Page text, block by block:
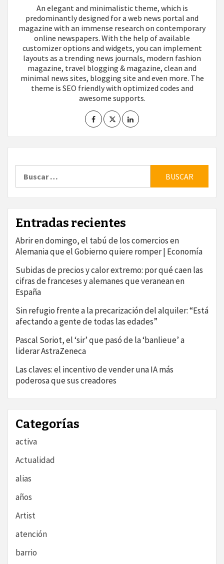
An elegant and minimalistic theme, which is
predominantly designed for a web news portal and
magazine with an immense research on contemporary
online newspapers. With the help of available
customizer options and widgets, you can implement
layouts as a trending news journals, modern fashion
magazine, travel blogging & magazine, clean and
minimal news sites, blogging site and even more. The
theme is SEO friendly with optimized codes and
awesome supports.
Entradas recientes
Abrir en domingo, el tabú de los comercios en
Alemania que el Gobierno quiere romper | Economía
Subidas de precios y calor extremo: por qué caen las
cifras de franceses y alemanes que veranean en
España
Sin refugio frente a la precarización del alquiler: “Está
afectando a gente de todas las edades”
Pascal Soriot, el ‘sir’ que pasó de la ‘banlieue’ a
liderar AstraZeneca
Las claves: el incentivo de vender una IA más
poderosa que sus creadores
Categorías
activa
Actualidad
alias
años
Artist
atención
barrio